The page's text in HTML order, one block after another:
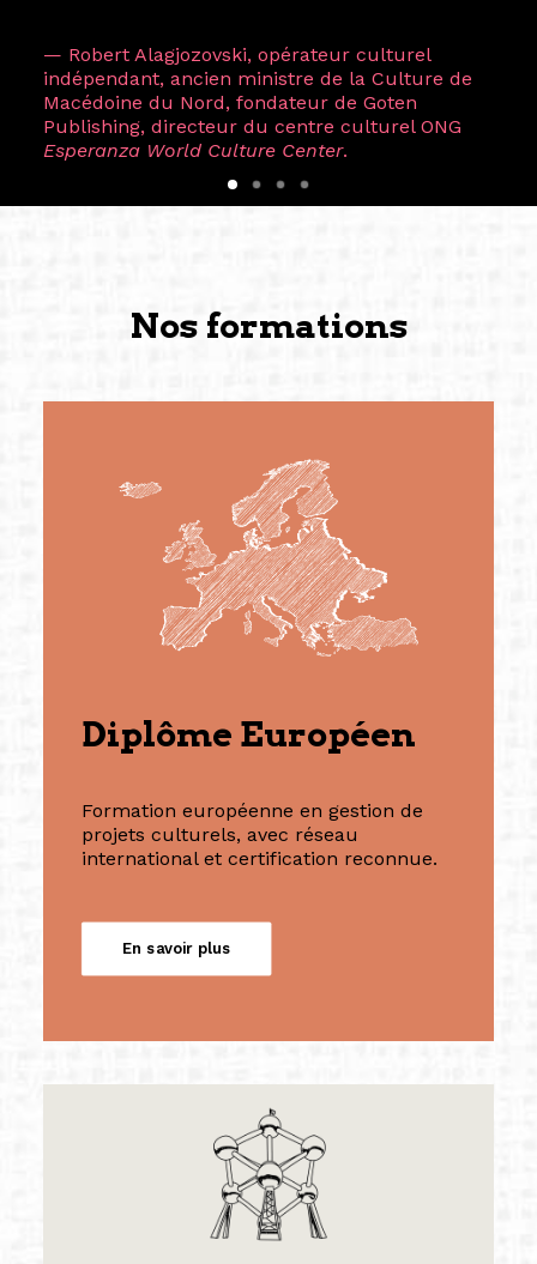
— Robert Alagjozovski, opérateur culturel
indépendant, ancien ministre de la Culture de
Macédoine du Nord, fondateur de Goten
Publishing, directeur du centre culturel ONG
Esperanza World Culture Center.
Nos formations
Diplôme Européen
Formation européenne en gestion de
projets culturels, avec réseau
international et certification reconnue.
En savoir plus